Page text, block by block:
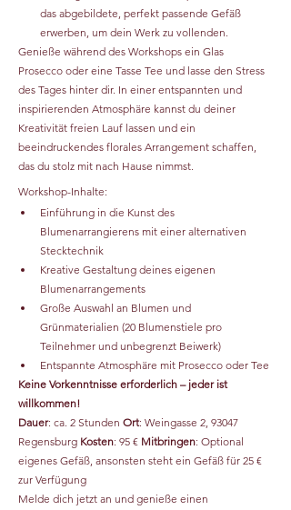
das abgebildete, perfekt passende Gefäß
erwerben, um dein Werk zu vollenden.
Genieße während des Workshops ein Glas
Prosecco oder eine Tasse Tee und lasse den Stress
des Tages hinter dir. In einer entspannten und
inspirierenden Atmosphäre kannst du deiner
Kreativität freien Lauf lassen und ein
beeindruckendes florales Arrangement schaffen,
das du stolz mit nach Hause nimmst.
Workshop-Inhalte:
Einführung in die Kunst des
Blumenarrangierens mit einer alternativen
Stecktechnik
Kreative Gestaltung deines eigenen
Blumenarrangements
Große Auswahl an Blumen und
Grünmaterialien (20 Blumenstiele pro
Teilnehmer und unbegrenzt Beiwerk)
Entspannte Atmosphäre mit Prosecco oder Tee
Keine Vorkenntnisse erforderlich – jeder ist
willkommen!
Dauer: ca. 2 Stunden Ort: Weingasse 2, 93047
Regensburg Kosten: 95 € Mitbringen: Optional
eigenes Gefäß, ansonsten steht ein Gefäß für 25 €
zur Verfügung
Melde dich jetzt an und genieße einen